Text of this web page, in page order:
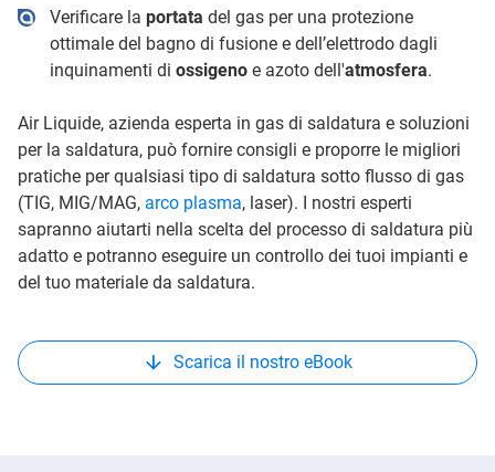
Verificare la portata del gas per una protezione
ottimale del bagno di fusione e dell’elettrodo dagli
inquinamenti di ossigenoe azoto dell'atmosfera.
Air Liquide, azienda esperta in gas di saldatura e soluzioni
per la saldatura, può fornire consigli e proporre le migliori
pratiche per qualsiasi tipo di saldatura sotto flusso di gas
(TIG, MIG/MAG, arco plasma, laser). I nostri esperti
sapranno aiutarti nella scelta del processo di saldatura più
adatto e potranno eseguire un controllo dei tuoi impianti e
del tuo materiale da saldatura.
Scarica il nostro eBook